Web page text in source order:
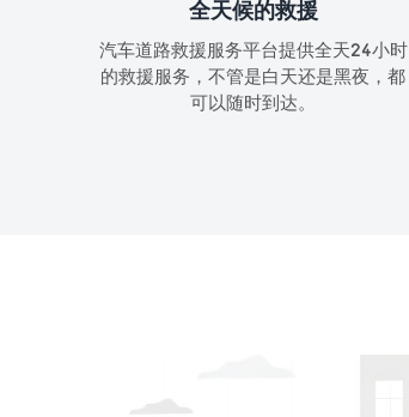
全天候的救援
汽车道路救援服务平台提供全天24小时
的救援服务，不管是白天还是黑夜，都
可以随时到达。